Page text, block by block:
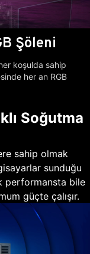
Şöleni
koşulda sahip
her an RGB
Soğutma
sahip olmak
sunduğu
performansta bile
güçte çalışır.